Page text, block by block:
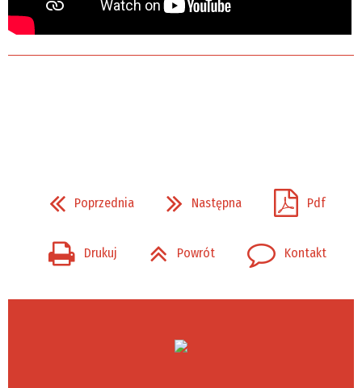
Poprzednia Następna Pdf
Drukuj Powrót Kontakt